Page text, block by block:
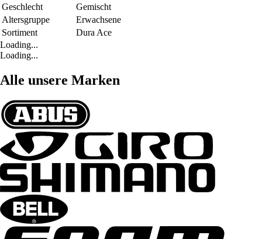
Geschlecht
Gemischt
Altersgruppe
Erwachsene
Sortiment
Dura Ace
Loading...
Loading...
Alle unsere Marken